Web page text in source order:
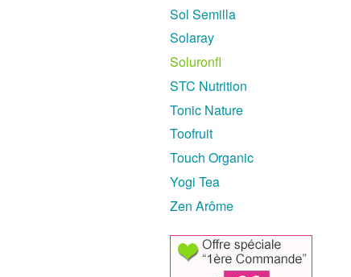
Sol Semilla
Solaray
Soluronfl
STC Nutrition
Tonic Nature
Toofruit
Touch Organic
Yogi Tea
Zen Arôme